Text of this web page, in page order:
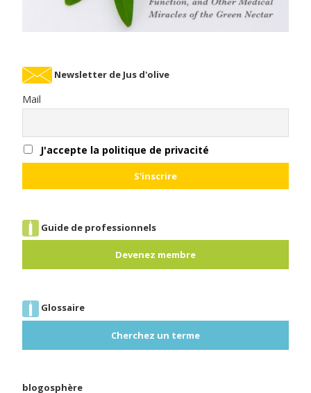
Newsletter de Jus d'olive
Mail
J'accepte la politique de privacité
Guide de professionnels
Devenez membre
Glossaire
Cherchez un terme
blogosphère